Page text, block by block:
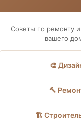
Советы по ремонту и
вашего
🎨
🔨
🏗